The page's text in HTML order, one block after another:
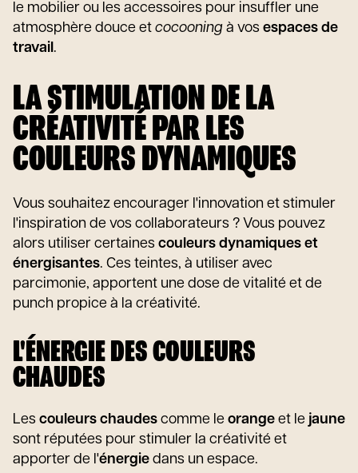
le mobilier ou les accessoires pour insuffler une
atmosphère douce et cocooning à vos espaces de
travail .
LA STIMULATION DE LA
CRÉATIVITÉ PAR LES
COULEURS DYNAMIQUES
Vous souhaitez encourager l'innovation et stimuler
l'inspiration de vos collaborateurs ? Vous pouvez
alors utiliser certaines couleurs dynamiques et
énergisantes. Ces teintes, à utiliser avec
parcimonie, apportent une dose de vitalité et de
punch propice à la créativité.
L'ÉNERGIE DES COULEURS
CHAUDES
Les couleurs chaudes comme le orange et le jaune
sont réputées pour stimuler la créativité et
apporter de l'énergie dans un espace.